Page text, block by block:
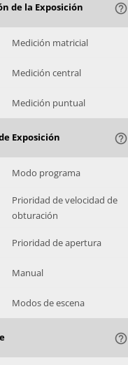
de la Exposición help_outline
Medición matricial
Medición central
Medición puntual
Exposición help_outline
Modo programa
Prioridad de velocidad de
obturación
Prioridad de apertura
Manual
Modos de escena
help_outline